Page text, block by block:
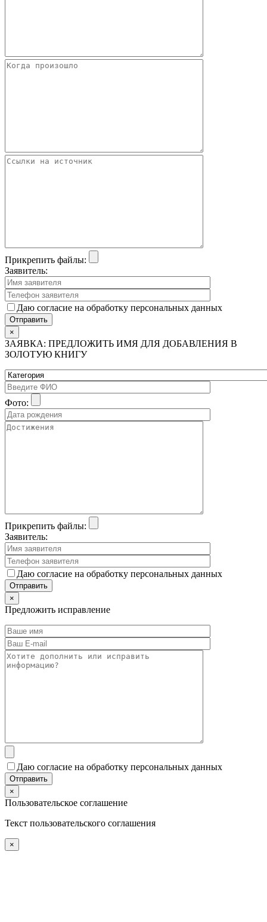
Прикрепить файлы:
Заявитель:
Даю согласие на обработку персональных данных
×
ЗАЯВКА: ПРЕДЛОЖИТЬ ИМЯ ДЛЯ ДОБАВЛЕНИЯ В
ЗОЛОТУЮ КНИГУ
Фото:
Прикрепить файлы:
Заявитель:
Даю согласие на обработку персональных данных
×
Предложить исправление
Даю согласие на обработку персональных данных
×
Пользовательское соглашение
Текст пользовательского соглашения
×